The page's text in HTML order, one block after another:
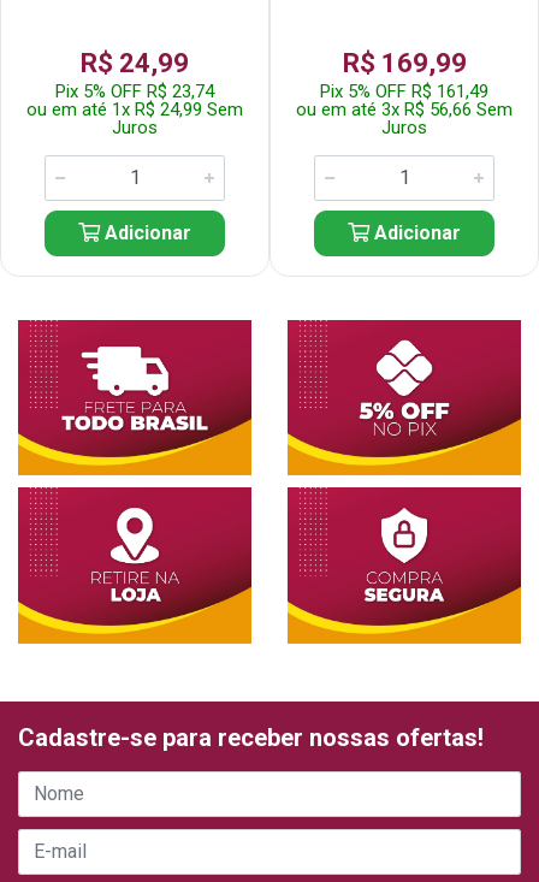
R$ 24,99
Pix 5% OFF R$ 23,74
ou em até 1x R$ 24,99 Sem
Juros
Adicionar
R$ 169,99
Pix 5% OFF R$ 161,49
ou em até 3x R$ 56,66 Sem
Juros
Adicionar
Cadastre-se para receber nossas ofertas!